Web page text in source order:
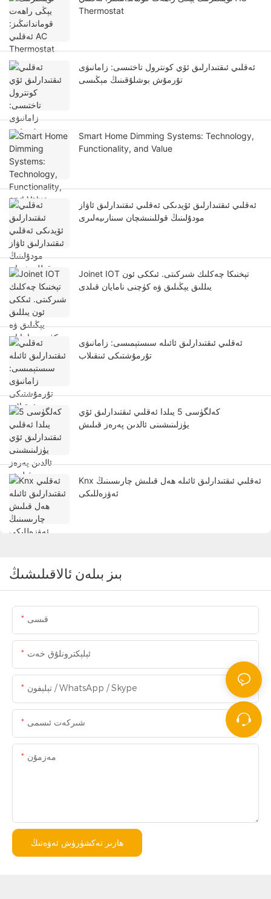
Thermostat
ئەقلىي ئىقتىدارلىق ئۆي كونترول تاختىسى: زامانىۋى
تۇرمۇش بوشلۇقىنىڭ مېڭىسى
Smart Home Dimming Systems: Technology,
Functionality, and Value
ئەقلىي ئىقتىدارلىق ئۆيدىكى ئەقلىي ئىقتىدارلىق ئاۋاز
مودۇلىنىڭ قوللىنىشچان سىنارىيەلىرى
Joinet IOT تېخنىكا چەكلىك شىركىتى. ئىككى ئون
يىللىق يېڭىلىق ۋە كۈچنى نامايان قىلدى
ئەقلىي ئىقتىدارلىق ئائىلە سىستېمىسى: زامانىۋى
تۇرمۇشتىكى ئىنقىلاب
كەلگۈسى 5 يىلدا ئەقلىي ئىقتىدارلىق ئۆي
يۈزلىنىشىنى ئالدىن پەرەز قىلىش
Knx ئەقلىي ئىقتىدارلىق ئائىلە ھەل قىلىش چارىسىنىڭ
ئەۋزەللىكى
بىز بىلەن ئالاقىلىشىڭ
قىسى
ئېلېكترونلۇق خەت
تېلېفون / WhatsApp / Skype
شىركەت ئىسمى
مەزمۇن
ھازىر تەكشۈرۈش ئەۋەتىڭ